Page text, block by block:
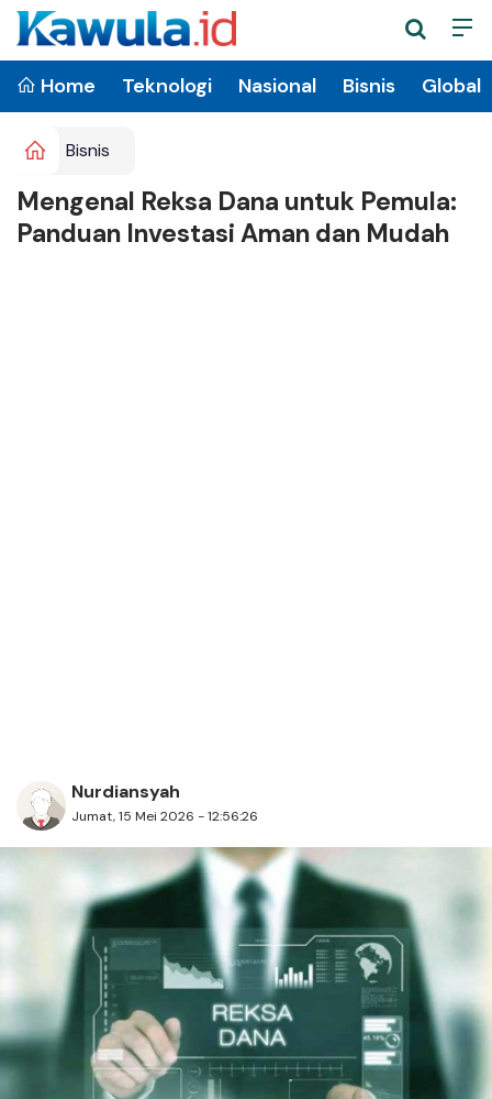
Home Teknologi Nasional Bisnis Global
Bisnis
Mengenal Reksa Dana untuk Pemula:
Panduan Investasi Aman dan Mudah
Nurdiansyah
Jumat, 15 Mei 2026 - 12:56:26